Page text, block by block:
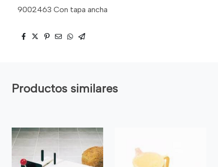
9002463 Con tapa ancha
Productos similares